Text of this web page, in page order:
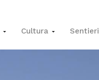
Cultura Sentieri